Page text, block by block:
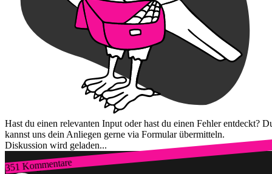
Hast du einen relevanten Input oder hast du einen Fehler entdeckt?
kannst uns dein Anliegen gerne via Formular übermitteln.
Diskussion wird geladen...
351 Kommentare
Zum Login